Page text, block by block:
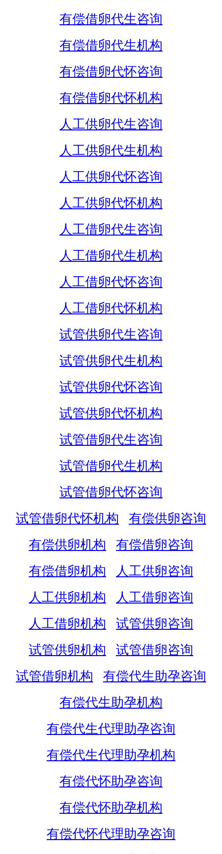
有偿借卵代生咨询
有偿借卵代生机构
有偿借卵代怀咨询
有偿借卵代怀机构
人工供卵代生咨询
人工供卵代生机构
人工供卵代怀咨询
人工供卵代怀机构
人工借卵代生咨询
人工借卵代生机构
人工借卵代怀咨询
人工借卵代怀机构
试管供卵代生咨询
试管供卵代生机构
试管供卵代怀咨询
试管供卵代怀机构
试管借卵代生咨询
试管借卵代生机构
试管借卵代怀咨询
试管借卵代怀机构
有偿供卵咨询
有偿供卵机构
有偿借卵咨询
有偿借卵机构
人工供卵咨询
人工供卵机构
人工借卵咨询
人工借卵机构
试管供卵咨询
试管供卵机构
试管借卵咨询
试管借卵机构
有偿代生助孕咨询
有偿代生助孕机构
有偿代生代理助孕咨询
有偿代生代理助孕机构
有偿代怀助孕咨询
有偿代怀助孕机构
有偿代怀代理助孕咨询